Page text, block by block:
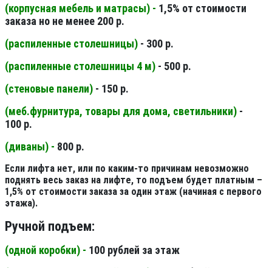
(корпусная мебель и матрасы) - 1,5% от стоимости
заказа но не менее 200 р.
(распиленные столешницы) - 300 р.
(распиленные столешницы 4 м) - 500 р.
(стеновые панели) - 150 р.
(меб.фурнитура, товары для дома, светильники) -
100 р.
(диваны) - 800 р.
Если лифта нет, или по каким-то причинам невозможно
поднять весь заказ на лифте, то подъем будет платным –
1,5% от стоимости заказа за один этаж (начиная с первого
этажа).
Ручной подъем:
(одной коробки) - 100 рублей за этаж